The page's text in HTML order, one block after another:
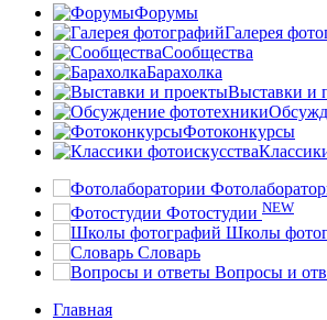
Форумы
Галерея
Сообщества
Барахолка
Выставки и
Фотоконкурсы
Фотостудии NEW
Школы
Словарь
Вопросы и
Главная